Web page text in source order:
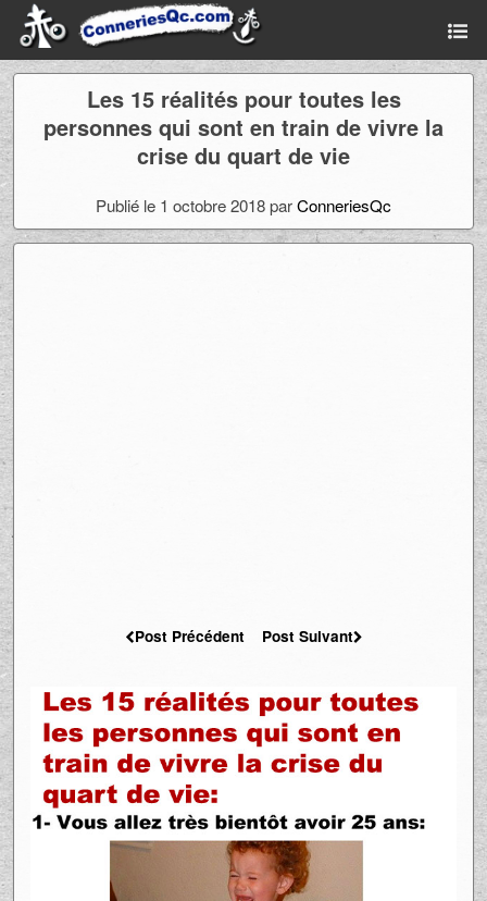
Les 15 réalités pour toutes les
personnes qui sont en train de vivre la
crise du quart de vie
Publié le 1 octobre 2018 parConneriesQc
Post Précédent Post Suivant